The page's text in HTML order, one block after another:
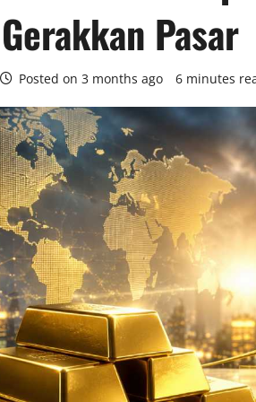
Pasar
Posted on 3 months ago 6 minutes